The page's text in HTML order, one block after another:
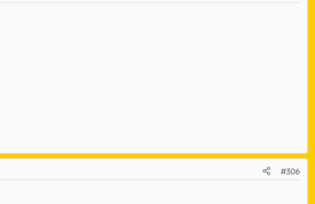
#306